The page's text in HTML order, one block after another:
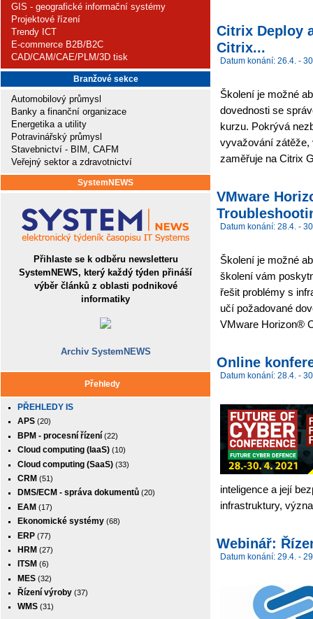
GIS - geografické informační systémy
Projektové řízení
Trendy ICT
E-commerce B2B/B2C
CAD/CAM/CAE/PLM/3D tisk
Branžové sekce
Automobilový průmysl
Banky a finanční organizace
Energetika a utility
Potravinářský průmysl
Stavebnictví - BIM, CAFM
Veřejný sektor a zdravotnictví
SystemNEWS
Přihlaste se k odběru newsletteru
SystemNEWS, který každý týden přináší
výběr článků z oblasti podnikové
informatiky
Archiv SystemNEWS
Přehledy
PŘEHLEDY IS
APS (20)
BPM - procesní řízení (22)
Cloud computing (IaaS) (10)
Cloud computing (SaaS) (33)
CRM (51)
DMS/ECM - správa dokumentů (20)
EAM (17)
Ekonomické systémy (68)
ERP (77)
HRM (27)
ITSM (6)
MES (32)
Řízení výroby (37)
WMS (31)
Citrix Deploy
Citrix...
Datum konání: 26.4. -
Školení je možné
dovednosti se
kurzu. Pokrývá
vyvažování zátěže,
zaměřuje na Citrix
VMware
Datum konání: 28.4. -
Školení je možné
školení vám
řešit problémy s
učí požadované
VMware Horizon®
Online
Datum konání: 28.4. -
inteligence a její
infrastruktury,
Webinář:
Datum konání: 29.4. -